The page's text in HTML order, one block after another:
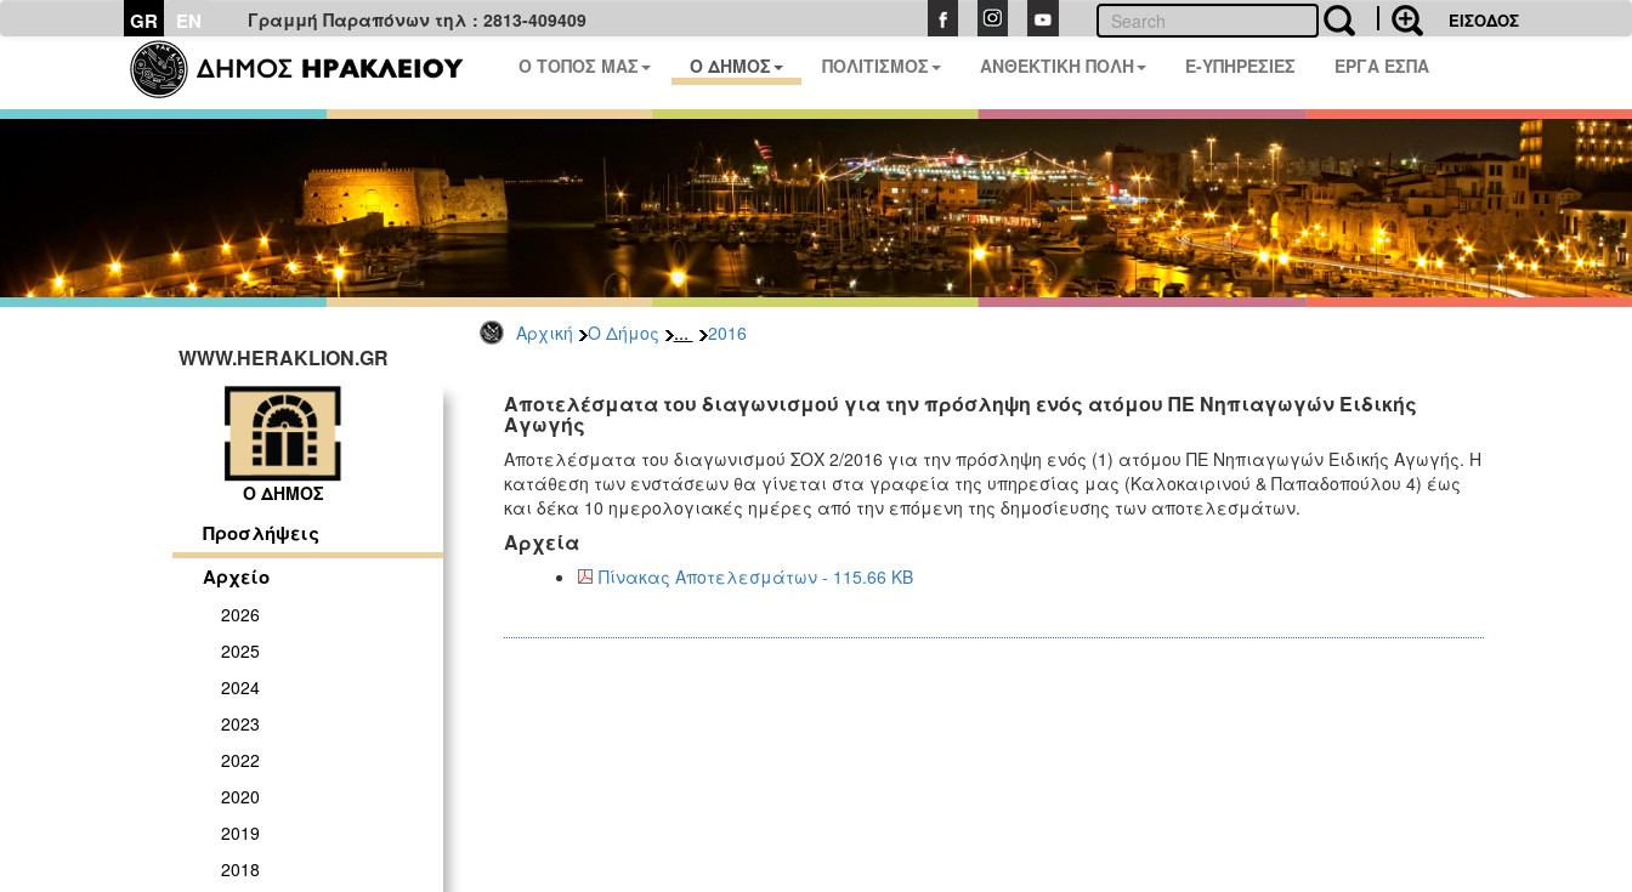
GR EN Γραμμή Παραπόνων τηλ : 2813-409409 ΕΙΣΟΔΟΣ
Ο ΤΟΠΟΣ ΜΑΣ Ο ΔΗΜΟΣ ΠΟΛΙΤΙΣΜΟΣ ΑΝΘΕΚΤΙΚΗ ΠΟΛΗ E-ΥΠΗΡΕΣΙΕΣ ΕΡΓΑ ΕΣΠΑ
Αρχική Ο Δήμος ... 2016
WWW.HERAKLION.GR
Ο ΔΗΜΟΣ
Προσλήψεις
Αρχείο
2026
2025
2024
2023
2022
2020
2019
2018
Αποτελέσματα του διαγωνισμού για την πρόσληψη ενός ατόμου ΠΕ Νηπιαγωγών Ειδικής
Αγωγής
Αποτελέσματα του διαγωνισμού ΣΟΧ 2/2016 για την πρόσληψη ενός (1) ατόμου ΠΕ Νηπιαγωγών Ειδικής Αγωγής. Η
κατάθεση των ενστάσεων θα γίνεται στα γραφεία της υπηρεσίας μας (Καλοκαιρινού & Παπαδοπούλου 4) έως
και δέκα 10 ημερολογιακές ημέρες από την επόμενη της δημοσίευσης των αποτελεσμάτων.
Αρχεία
Πίνακας Αποτελεσμάτων - 115.66 KB